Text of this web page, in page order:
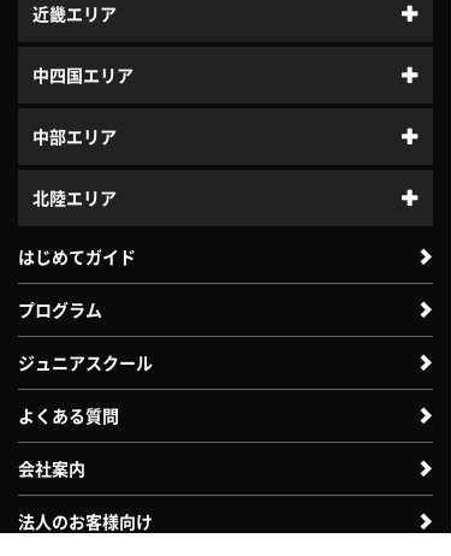
近畿エリア
中四国エリア
中部エリア
北陸エリア
はじめてガイド
プログラム
ジュニアスクール
よくある質問
会社案内
法人のお客様向け